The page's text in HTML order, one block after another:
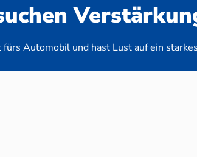
Automobil und hast Lust auf ein